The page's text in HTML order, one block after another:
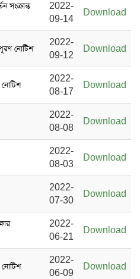
সংক্রান্ত
2022-
09-14
Download
নোটিশ
2022-
09-12
Download
নোটিশ
2022-
08-17
Download
2022-
08-08
Download
2022-
08-03
Download
2022-
07-30
Download
2022-
06-21
Download
2022-
06-09
Download